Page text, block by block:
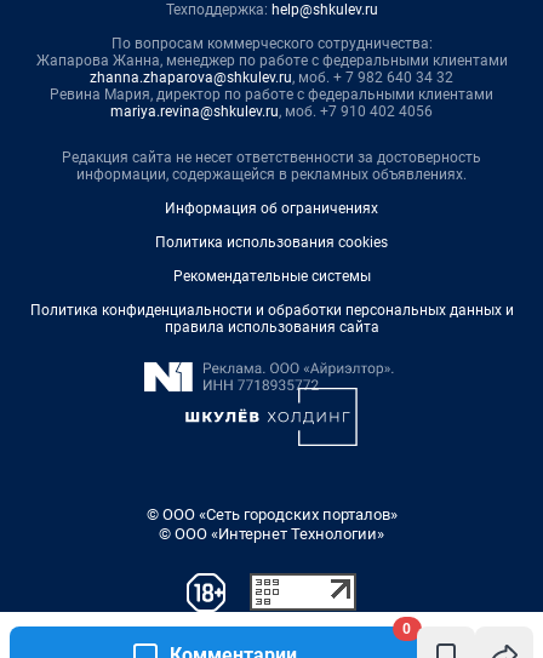
0
Техподдержка: help@shkulev.ru
По вопросам коммерческого сотрудничества:
Жапарова Жанна, менеджер по работе с федеральными клиентами
zhanna.zhaparova@shkulev.ru, моб. + 7 982 640 34 32
Ревина Мария, директор по работе с федеральными клиентами
mariya.revina@shkulev.ru, моб. +7 910 402 4056
Редакция сайта не несет ответственности за достоверность
информации, содержащейся в рекламных объявлениях.
Информация об ограничениях
Политика использования cookies
Рекомендательные системы
Политика конфиденциальности и обработки персональных данных и
правила использования сайта
© ООО «Сеть городских порталов»
© ООО «Интернет Технологии»